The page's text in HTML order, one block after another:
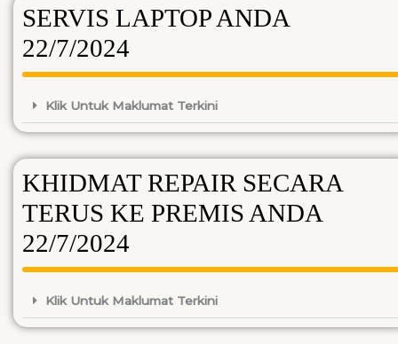
SERVIS LAPTOP ANDA
22/7/2024
Klik Untuk Maklumat Terkini
KHIDMAT REPAIR SECARA
TERUS KE PREMIS ANDA
22/7/2024
Klik Untuk Maklumat Terkini